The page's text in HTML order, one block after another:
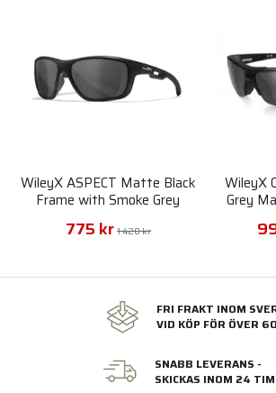
WileyX ASPECT Matte Black
Frame with Smoke Grey
775 kr 1 420 kr
WileyX
Grey
FRI FRAKT INOM
VID KÖP FÖR ÖVER
SNABB LEVERANS -
SKICKAS INOM 24